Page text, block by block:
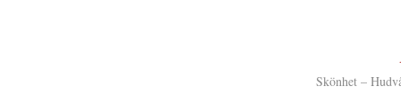
Skönhet –